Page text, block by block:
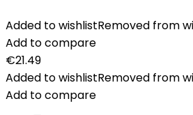
Added to wishlistRemoved from
Add to compare
€21.49
Added to wishlistRemoved from
Add to compare